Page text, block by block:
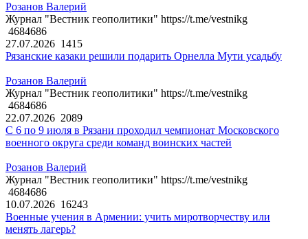
Розанов Валерий
Журнал "Вестник геополитики" https://t.me/vestnikg
4684686
27.07.2026 1415
Рязанские казаки решили подарить Орнелла Мути усадьбу
Розанов Валерий
Журнал "Вестник геополитики" https://t.me/vestnikg
4684686
22.07.2026 2089
С 6 по 9 июля в Рязани проходил чемпионат Московского
военного округа среди команд воинских частей
Розанов Валерий
Журнал "Вестник геополитики" https://t.me/vestnikg
4684686
10.07.2026 16243
Военные учения в Армении: учить миротворчеству или
менять лагерь?